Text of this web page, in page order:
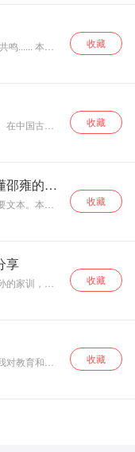
国家级和省级课题
研究，并已在高等
院校进行了多年的
素质”为个人终生奋
斗的目标！ 更多精
彩诗文，敬请点击
http://
文化精神
世界上首
教育”“自然
自然道德智
有多项国
道德本体
智慧文化
以原创的
类自然道
道德智慧
...... 本栏
办
收藏
中国古代
读本之
统文化的
义，诚，
了解了常
涵中的做
收藏
邵雍的天
本。本专
逐层拆
兴衰与人
正听懂邵
收藏
享
家训，融
相和改造
调为人谦
自己的儿
。 其中
收藏
教育和生
自己的文
，铺展一
！
收藏